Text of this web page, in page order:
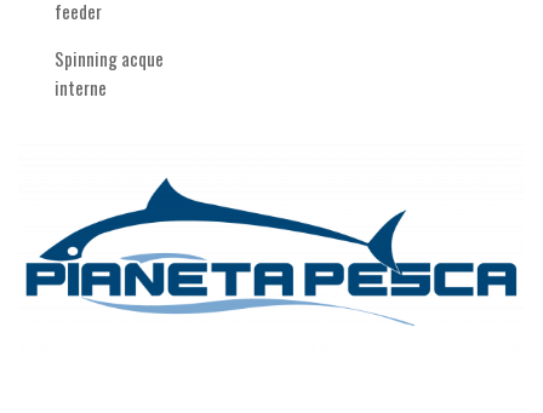
feeder
Spinning acque
interne